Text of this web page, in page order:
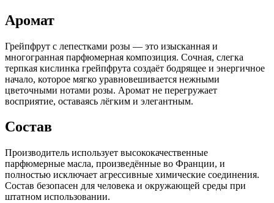
Аромат
Грейпфрут с лепестками розы — это изысканная и
многогранная парфюмерная композиция. Сочная, слегка
терпкая кислинка грейпфрута создаёт бодрящее и энергичное
начало, которое мягко уравновешивается нежными
цветочными нотами розы. Аромат не перегружает
восприятие, оставаясь лёгким и элегантным.
Состав
Производитель использует высококачественные
парфюмерные масла, произведённые во Франции, и
полностью исключает агрессивные химические соединения.
Состав безопасен для человека и окружающей среды при
штатном использовании.